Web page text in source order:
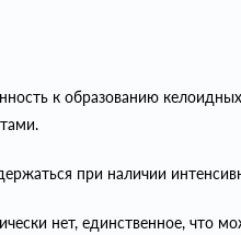
к образованию
при наличии
нет, единственное, что